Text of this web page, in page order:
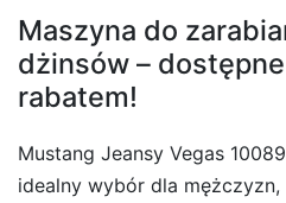
Maszyna do
dżinsów –
rabatem!
Mustang Jeansy Vegas
idealny wybór dla